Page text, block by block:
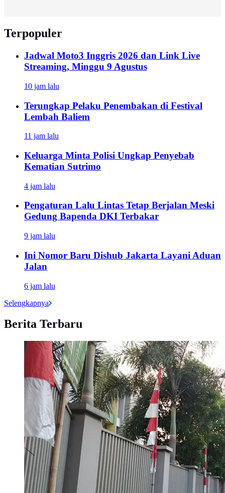
Terpopuler
Jadwal Moto3 Inggris 2026 dan Link Live
Streaming, Minggu 9 Agustus
10 jam lalu
Terungkap Pelaku Penembakan di Festival
Lembah Baliem
11 jam lalu
Keluarga Minta Polisi Ungkap Penyebab
Kematian Sutrimo
4 jam lalu
Pengaturan Lalu Lintas Tetap Berjalan Meski
Gedung Bapenda DKI Terbakar
9 jam lalu
Ini Nomor Baru Dishub Jakarta Layani Aduan
Jalan
6 jam lalu
Selengkapnya
Berita Terbaru